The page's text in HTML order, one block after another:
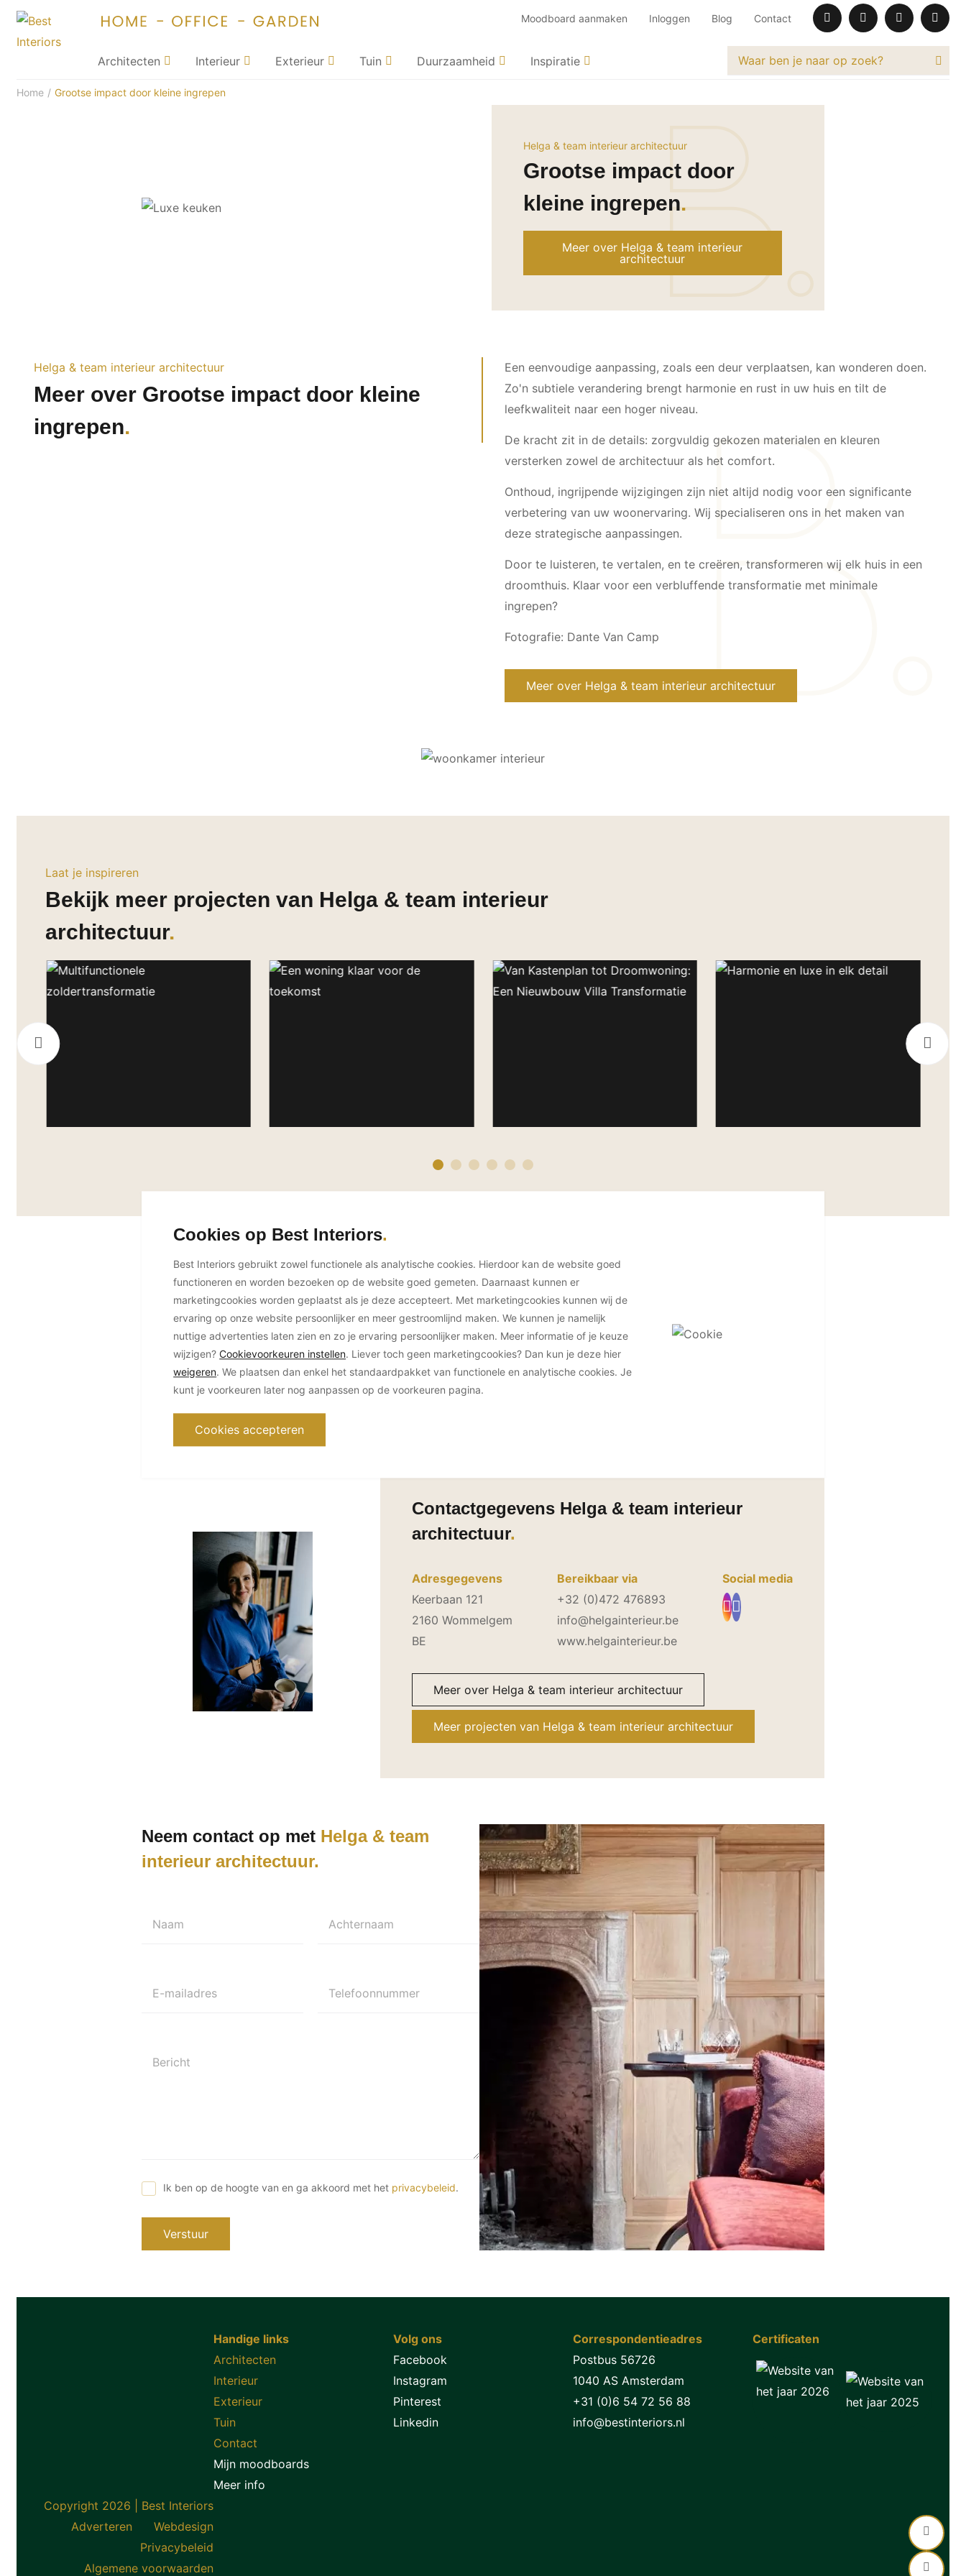
Moodboard aanmaken Inloggen Blog Contact
Architecten Interieur Exterieur Tuin Duurzaamheid Inspiratie
Home / Grootse impact door kleine ingrepen
Helga & team interieur architectuur
Grootse impact door
kleine ingrepen
Meer over Helga & team interieur
architectuur
Helga & team interieur architectuur
Meer over Grootse impact door kleine
ingrepen
Een eenvoudige aanpassing, zoals een deur verplaatsen, kan wonderen doen.
Zo'n subtiele verandering brengt harmonie en rust in uw huis en tilt de
leefkwaliteit naar een hoger niveau.
De kracht zit in de details: zorgvuldig gekozen materialen en kleuren
versterken zowel de architectuur als het comfort.
Onthoud, ingrijpende wijzigingen zijn niet altijd nodig voor een significante
verbetering van uw woonervaring. Wij specialiseren ons in het maken van
deze strategische aanpassingen.
Door te luisteren, te vertalen, en te creëren, transformeren wij elk huis in een
droomthuis. Klaar voor een verbluffende transformatie met minimale
ingrepen?
Fotografie: Dante Van Camp
Meer over Helga & team interieur architectuur
Laat je inspireren
Bekijk meer projecten van Helga & team interieur
architectuur
Contactgegevens Helga & team interieur
architectuur
Adresgegevens
Keerbaan 121
2160 Wommelgem
BE
Bereikbaar via
+32 (0)472 476893
info@helgainterieur.be
www.helgainterieur.be
Social media
Meer over Helga & team interieur architectuur
Meer projecten van Helga & team interieur architectuur
Neem contact op met Helga & team
interieur architectuur
Naam Achternaam
E-mailadres Telefoonnummer
Bericht
Ik ben op de hoogte van en ga akkoord met het privacybeleid.
Verstuur
Handige links
Architecten
Interieur
Exterieur
Tuin
Contact
Mijn moodboards
Meer info
Volg ons
Facebook
Instagram
Pinterest
Linkedin
Correspondentieadres
Postbus 56726
1040 AS Amsterdam
+31 (0)6 54 72 56 88
info@bestinteriors.nl
Certificaten
Copyright 2026 | Best Interiors
Adverteren
Webdesign
Privacybeleid
Algemene voorwaarden
Cookies op Best Interiors
Best Interiors gebruikt zowel functionele als analytische cookies. Hierdoor kan de website goed
functioneren en worden bezoeken op de website goed gemeten. Daarnaast kunnen er
marketingcookies worden geplaatst als je deze accepteert. Met marketingcookies kunnen wij de
ervaring op onze website persoonlijker en meer gestroomlijnd maken. We kunnen je namelijk
nuttige advertenties laten zien en zo je ervaring persoonlijker maken. Meer informatie of je keuze
wijzigen?Cookievoorkeuren instellen. Liever toch geen marketingcookies? Dan kun je deze hier
weigeren. We plaatsen dan enkel het standaardpakket van functionele en analytische cookies. Je
kunt je voorkeuren later nog aanpassen op de voorkeuren pagina.
Cookies accepteren